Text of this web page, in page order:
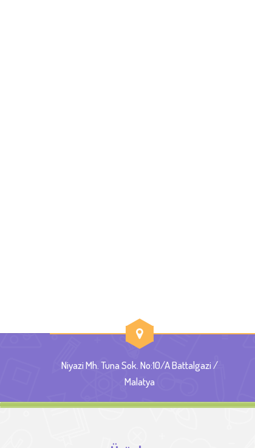
Niyazi Mh. Tuna Sok. No:10/A Battalgazi /
Malatya